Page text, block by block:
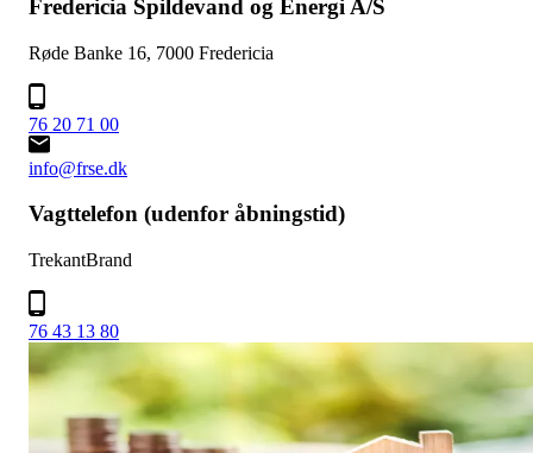
Fredericia Spildevand og Energi A/S
Røde Banke 16, 7000 Fredericia
76 20 71 00
info@frse.dk
Vagttelefon (udenfor åbningstid)
TrekantBrand
76 43 13 80